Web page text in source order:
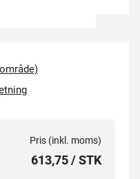
Pris (inkl. moms)
613,75 / STK